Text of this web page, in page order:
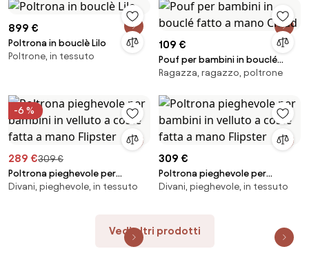
899 €
Poltrona in bouclè Lilo
Poltrone, in tessuto
109 €
Pouf per bambini in bouclé
fatto a mano Cloud
Ragazza, ragazzo, poltrone
-6 %
289 €309 €
Poltrona pieghevole per
bambini in velluto a coste fatta
Divani, pieghevole, in tessuto
309 €
Poltrona pieghevole per
bambini in velluto a coste fatta
Divani, pieghevole, in tessuto
Vedi altri prodotti